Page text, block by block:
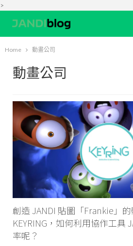
>
Home 動畫公司
動畫公司
創造 JANDI 貼圖「Frankie」
KEYRING，如何利用協作工具
率呢？